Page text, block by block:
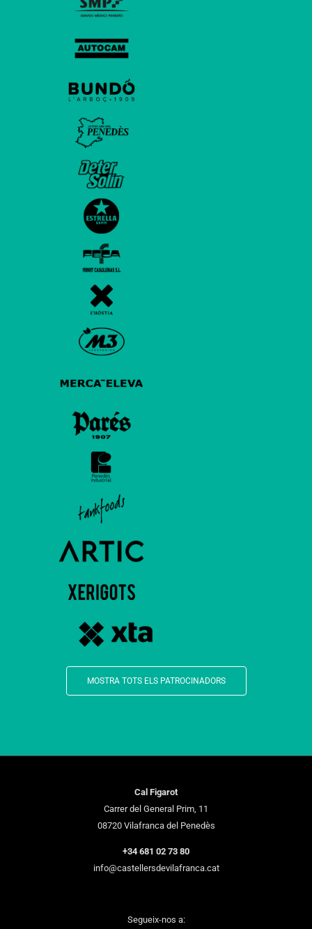
MOSTRA TOTS ELS PATROCINADORS
Cal Figarot
Carrer del General Prim, 11
08720 Vilafranca del Penedès
+34 681 02 73 80
info@castellersdevilafranca.cat
Segueix-nos a: